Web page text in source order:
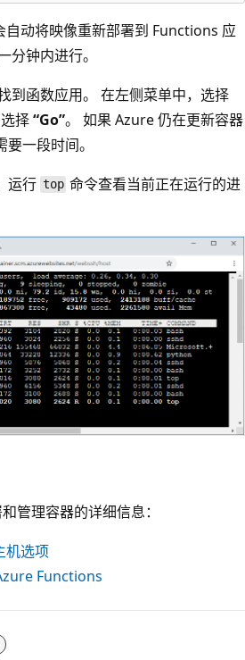
动将映像重新部署到 Functions 应
分钟内进行。
到函数应用。 在左侧菜单中，选择
择“Go”。 如果 Azure 仍在更新容器
一段时间。
运行 top 命令查看当前正在运行的进
管理容器的详细信息：
机选项
Functions